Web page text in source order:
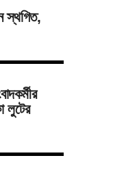
স্থগিত,
লুটের